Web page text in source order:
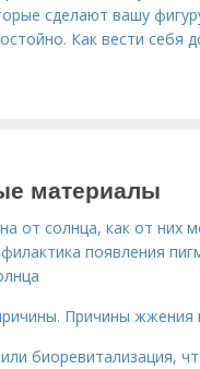
сделают вашу
Как вести себя
материалы
от солнца, как от них
появления
Причины жжения
биоревитализация,